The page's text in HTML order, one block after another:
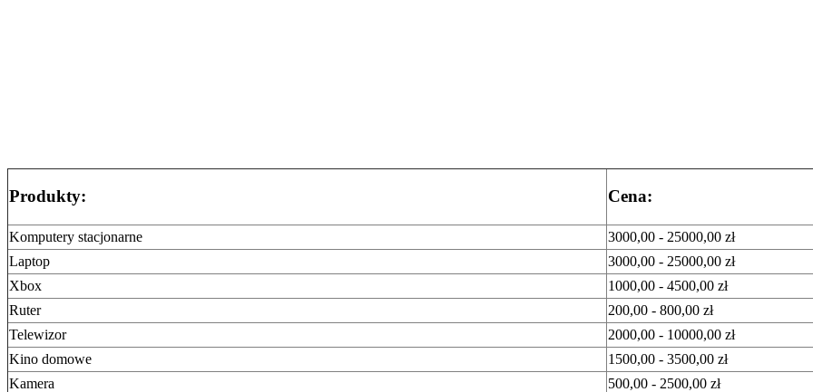
Produkty: Cena:
Komputery stacjonarne
3000,00 - 25000,00 zł
Laptop
3000,00 - 25000,00 zł
Xbox
1000,00 - 4500,00 zł
Ruter
200,00 - 800,00 zł
Telewizor
2000,00 - 10000,00 zł
Kino domowe
1500,00 - 3500,00 zł
Kamera
500,00 - 2500,00 zł